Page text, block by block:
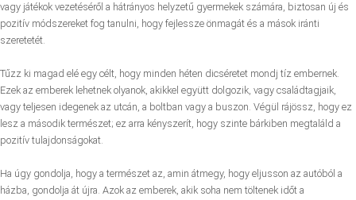
vagy játékok vezetéséről a hátrányos helyzetű gyermekek számára, biztosan új és
pozitív módszereket fog tanulni, hogy fejlessze önmagát és a mások iránti
szeretetét.
Tűzz ki magad elé egy célt, hogy minden héten dicséretet mondj tíz embernek.
Ezek az emberek lehetnek olyanok, akikkel együtt dolgozik, vagy családtagjaik,
vagy teljesen idegenek az utcán, a boltban vagy a buszon. Végül rájössz, hogy ez
lesz a második természet; ez arra kényszerít, hogy szinte bárkiben megtaláld a
pozitív tulajdonságokat.
Ha úgy gondolja, hogy a természet az, amin átmegy, hogy eljusson az autóból a
házba, gondolja át újra. Azok az emberek, akik soha nem töltenek időt a